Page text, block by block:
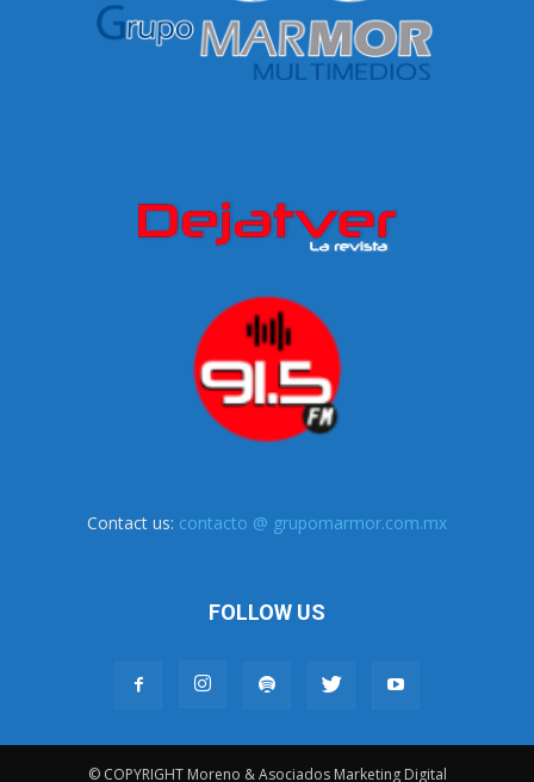
Contact us: contacto @ grupomarmor.com.mx
FOLLOW US
© COPYRIGHT Moreno & Asociados Marketing Digital